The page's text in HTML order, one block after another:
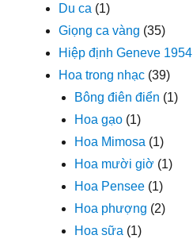
Du ca (1)
Giọng ca vàng (35)
Hiệp định Geneve 1954
Hoa trong nhạc (39)
Bông điên điển (1)
Hoa gạo (1)
Hoa Mimosa (1)
Hoa mười giờ (1)
Hoa Pensee (1)
Hoa phượng (2)
Hoa sữa (1)